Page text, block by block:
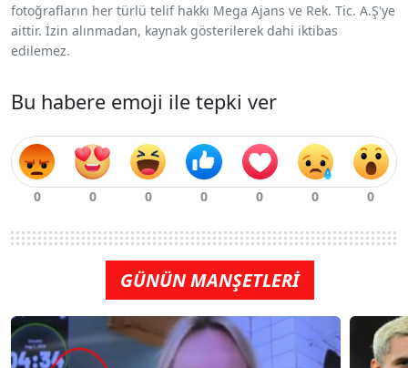
fotoğrafların her türlü telif hakkı Mega Ajans ve Rek. Tic. A.Ş'ye
aittir. İzin alınmadan, kaynak gösterilerek dahi iktibas
edilemez.
Bu habere emoji ile tepki ver
GÜNÜN MANŞETLERİ